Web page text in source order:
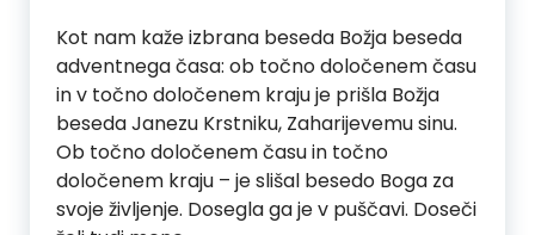
Kot nam kaže izbrana beseda Božja beseda
adventnega časa: ob točno določenem času
in v točno določenem kraju je prišla Božja
beseda Janezu Krstniku, Zaharijevemu sinu.
Ob točno določenem času in točno
določenem kraju – je slišal besedo Boga za
svoje življenje. Dosegla ga je v puščavi. Doseči